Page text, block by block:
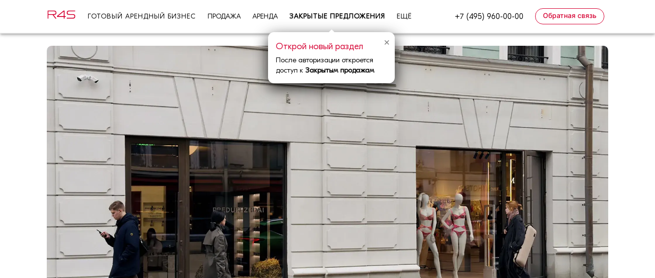
ГОТОВЫЙ АРЕНДНЫЙ БИЗНЕС ПРОДАЖА АРЕНДА ЗАКРЫТЫЕ ПРЕДЛОЖЕНИЯ ЕЩЁ +7 (495) 960-00-00 Обратная связь
✕
Открой новый раздел
После авторизации откроется
доступ к Закрытым продажам